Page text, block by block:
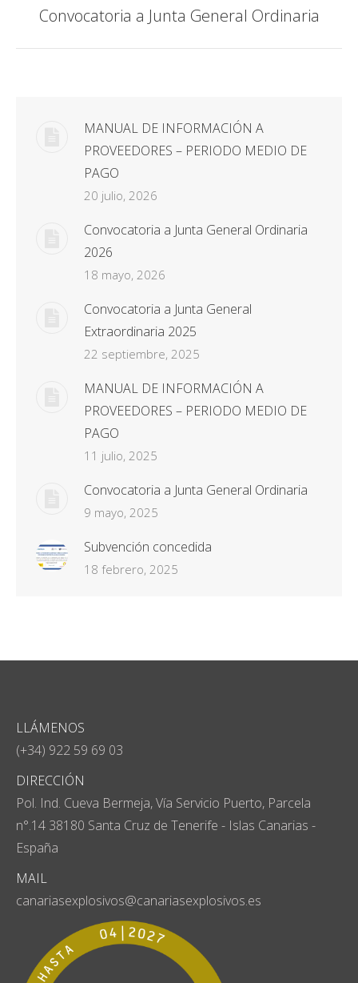
Publicación
Convocatoria a Junta General Ordinaria
MANUAL DE INFORMACIÓN A
PROVEEDORES – PERIODO MEDIO DE
PAGO
20 julio, 2026
Convocatoria a Junta General Ordinaria
2026
18 mayo, 2026
Convocatoria a Junta General
Extraordinaria 2025
22 septiembre, 2025
MANUAL DE INFORMACIÓN A
PROVEEDORES – PERIODO MEDIO DE
PAGO
11 julio, 2025
Convocatoria a Junta General Ordinaria
9 mayo, 2025
Subvención concedida
18 febrero, 2025
LLÁMENOS
(+34) 922 59 69 03
DIRECCIÓN
Pol. Ind. Cueva Bermeja, Vía Servicio Puerto, Parcela
n°.14 38180 Santa Cruz de Tenerife - Islas Canarias -
España
MAIL
canariasexplosivos@canariasexplosivos.es